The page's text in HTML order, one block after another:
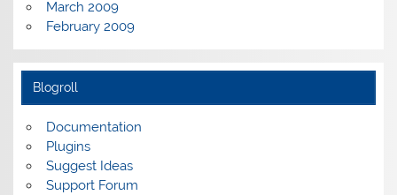
March 2009
February 2009
Blogroll
Documentation
Plugins
Suggest Ideas
Support Forum